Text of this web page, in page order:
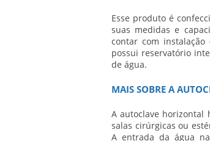
Esse produto é
suas medidas e
contar com instalação
possui reservatório
de água.
MAIS SOBRE A
Aautoclave horizontal
salas cirúrgicas ou
A entrada da água